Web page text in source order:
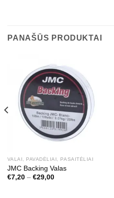
PANAŠŪS PRODUKTAI
VALAI, PAVADĖLIAI, PASAITĖLIAI
JMC Backing Valas
€7,20 – €29,00Price